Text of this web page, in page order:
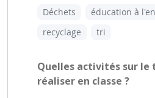
Déchets
éducation à
recyclage
tri
Quelles activités sur le
réaliser en classe ?